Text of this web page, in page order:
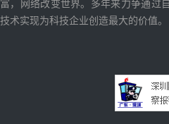
富，网络改变世界。多年来力争通过
技术实现为科技企业创造最大的价值。